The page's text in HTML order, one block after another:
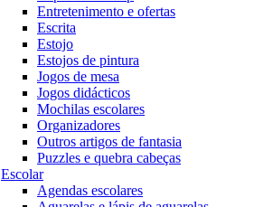
Entretenimento e ofertas
Escrita
Estojo
Estojos de pintura
Jogos de mesa
Jogos didácticos
Mochilas escolares
Organizadores
Outros artigos de fantasia
Puzzles e quebra cabeças
Escolar
Agendas escolares